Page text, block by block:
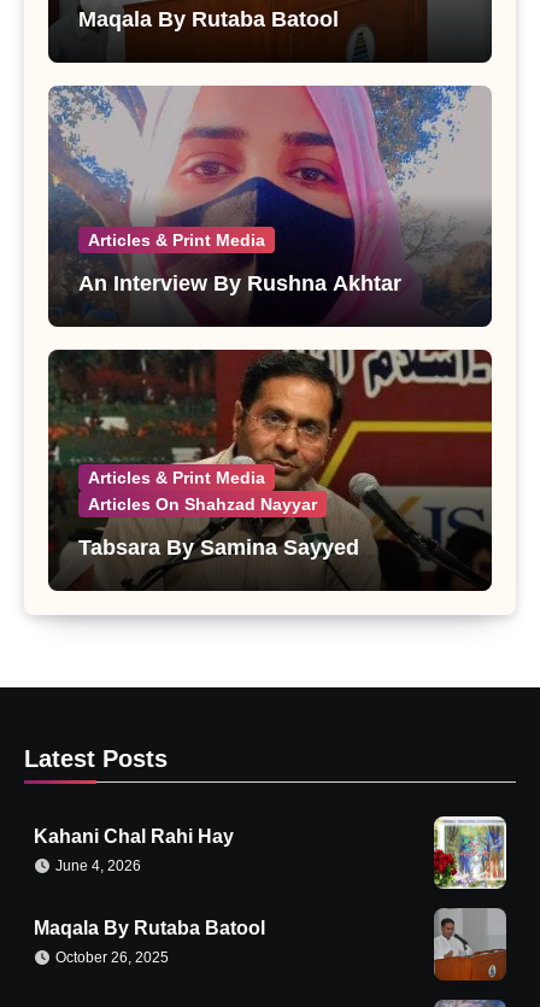
Maqala By Rutaba Batool
Articles & Print Media
An Interview By Rushna Akhtar
Articles & Print Media
Articles On Shahzad Nayyar
Tabsara By Samina Sayyed
Latest Posts
Kahani Chal Rahi Hay
June 4, 2026
Maqala By Rutaba Batool
October 26, 2025